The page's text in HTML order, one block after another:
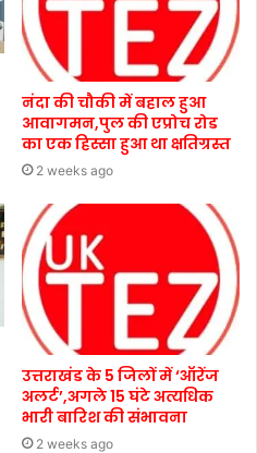
नंदा की चौकी में बहाल हुआ
आवागमन,पुल की एप्रोच रोड
का एक हिस्सा हुआ था क्षतिग्रस्त
2 weeks ago
उत्तराखंड के 5 जिलों में ‘ऑरेंज
अलर्ट’,अगले 15 घंटे अत्यधिक
भारी बारिश की संभावना
2 weeks ago